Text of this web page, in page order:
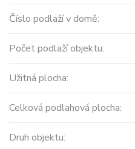
Číslo podlaží v domě:
Počet podlaží objektu:
Užitná plocha:
Celková podlahová plocha:
Druh objektu: